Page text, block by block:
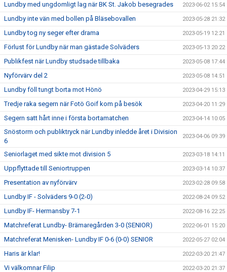
Lundby med ungdomligt lag när BK St. Jakob besegrades 2023-06-02 15:54
Lundby inte vän med bollen på Bläsebovallen 2023-05-28 21:32
Lundby tog ny seger efter drama 2023-05-19 12:21
Förlust för Lundby när man gästade Solväders 2023-05-13 20:22
Publikfest när Lundby studsade tillbaka 2023-05-08 17:44
Nyförvärv del 2 2023-05-08 14:51
Lundby föll tungt borta mot Hönö 2023-04-29 15:13
Tredje raka segern när Fotö Goif kom på besök 2023-04-20 11:29
Segern satt hårt inne i första bortamatchen 2023-04-14 10:05
Snöstorm och publiktryck när Lundby inledde året i Division
6
2023-04-06 09:39
Seniorlaget med sikte mot division 5 2023-03-18 14:11
Uppflyttade till Seniortruppen 2023-03-14 10:37
Presentation av nyförvärv 2023-02-28 09:58
Lundby IF - Solväders 9-0 (2-0) 2022-08-24 09:52
Lundby IF- Hermansby 7-1 2022-08-16 22:25
Matchreferat Lundby- Brämaregården 3-0 (SENIOR) 2022-06-01 15:20
Matchreferat Menisken- Lundby IF 0-6 (0-0) SENIOR 2022-05-27 02:04
Haris är klar! 2022-03-20 21:47
Vi välkomnar Filip 2022-03-20 21:37